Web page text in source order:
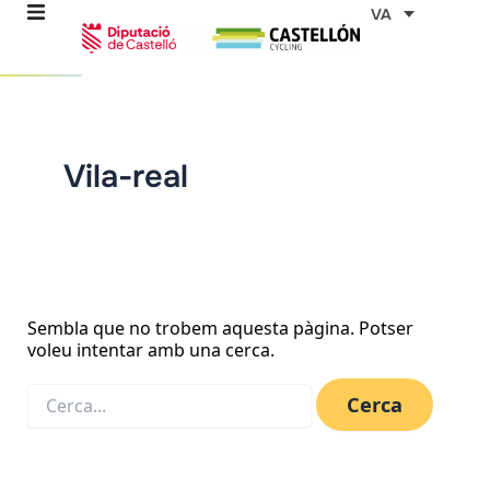
Vés
VA
Vila-real
Sembla que no trobem aquesta pàgina. Potser
voleu intentar amb una cerca.
Cerca: